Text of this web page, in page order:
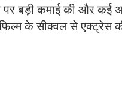
बड़ी कमाई की और कई
फिल्म के सीक्वल से